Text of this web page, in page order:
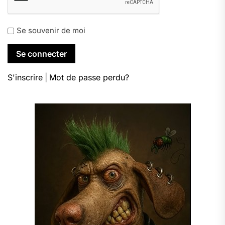
Se souvenir de moi
S'inscrire Mot de passe perdu?